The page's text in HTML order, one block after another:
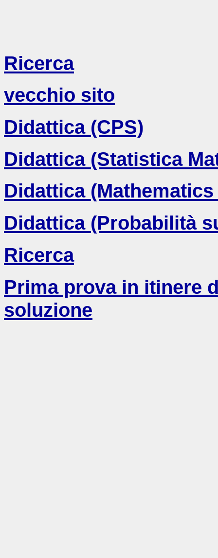
Ricerca
vecchio sito
Didattica (CPS)
Didattica (Statistica
Didattica
Didattica (Probabilità
Ricerca
Prima prova in itinere
soluzione